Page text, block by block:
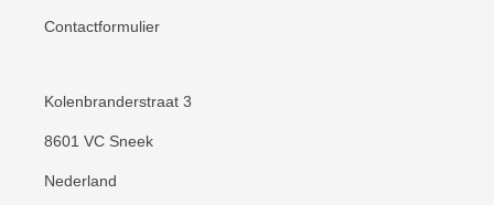
Contactformulier
Kolenbranderstraat 3
8601 VC Sneek
Nederland